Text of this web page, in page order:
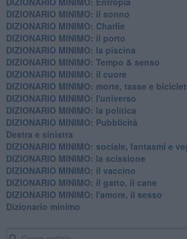
DIZIONARIO MINIMO: il sonno
DIZIONARIO MINIMO: Charlie
DIZIONARIO MINIMO: il porto
DIZIONARIO MINIMO: la piscina
DIZIONARIO MINIMO: Tempo & senso
DIZIONARIO MINIMO: il cuore
DIZIONARIO MINIMO: morte, tasse e
DIZIONARIO MINIMO: l'universo
DIZIONARIO MINIMO: la politica
DIZIONARIO MINIMO: Pubblicità
Destra e sinistra
DIZIONARIO MINIMO: sociale, fantasmi e
DIZIONARIO MINIMO: la scissione
DIZIONARIO MINIMO: il vaccino
DIZIONARIO MINIMO: il gatto, il cane
DIZIONARIO MINIMO: l'amore, il sesso
Dizionario minimo